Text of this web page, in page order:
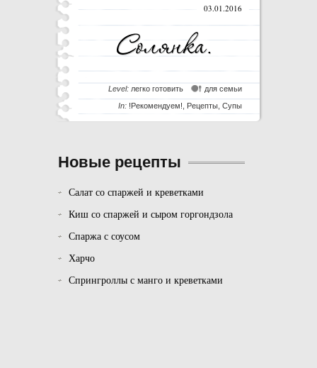
03.01.2016
для семьи
Level: легко готовить
In: !Рекомендуем! Рецепты, Супы
Новые рецепты
Салат со спаржей и креветками
Киш со спаржей и сыром горгондзола
Спаржа с соусом
Харчо
Спрингроллы с манго и креветками